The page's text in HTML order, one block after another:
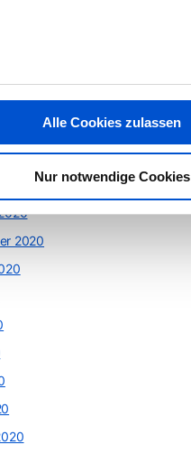
Alle Cookies zulassen
Nur notwendige Cookies
2020
2020
2020